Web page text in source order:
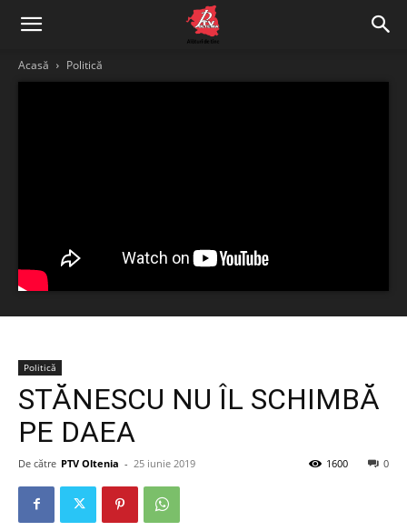
Acasă Politică
Politică
STĂNESCU NU ÎL SCHIMBĂ
PE DAEA
De către PTV Oltenia - 25 iunie 2019 0
1600